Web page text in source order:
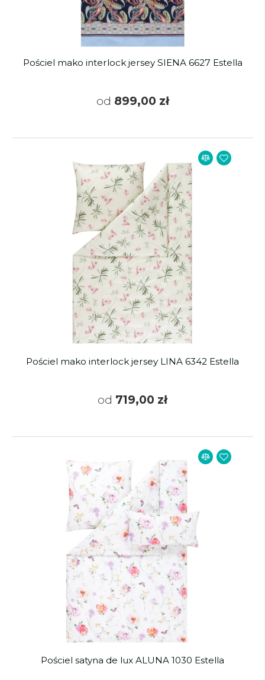
Pościel mako interlock jersey SIENA 6627 Estella
od 899,00 zł
Pościel mako interlock jersey LINA 6342 Estella
od 719,00 zł
Pościel satyna de lux ALUNA 1030 Estella